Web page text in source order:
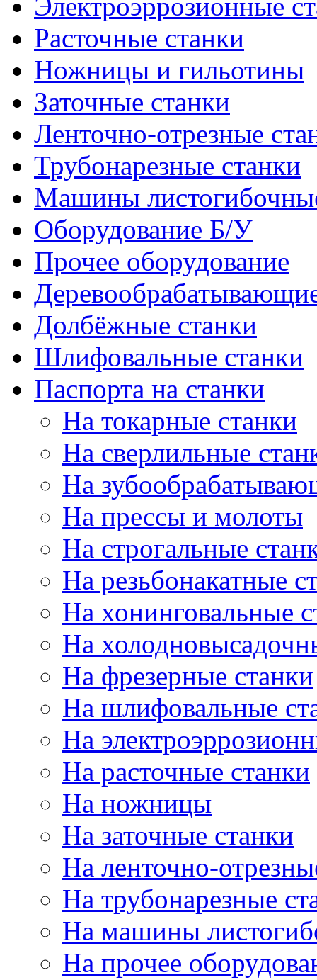
Электроэррозионные
Расточные станки
Ножницы и гильотины
Заточные станки
Ленточно-отрезные
Трубонарезные станки
Машины
Оборудование Б/У
Прочее оборудование
Долбёжные станки
Шлифовальные станки
Паспорта на станки
На токарные станки
На сверлильные
На
На прессы и молоты
На строгальные
На резьбонакатные
На хонинговальные
На
На фрезерные станки
На шлифовальные
На
На расточные станки
На ножницы
На заточные станки
На ленточно-
На трубонарезные
На машины
На прочее